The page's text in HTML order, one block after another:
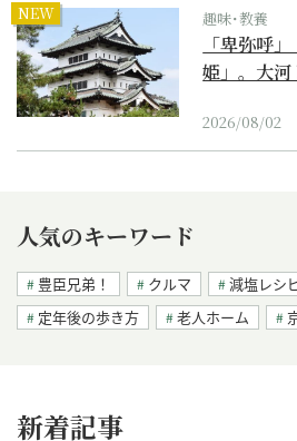
NEW 趣味･教養
「卑弥呼
姫」。大
2026/08/02
人気のキーワード
豊臣兄弟！ クルマ 減塩レシ
定年後の歩き方
老人ホーム
新着記事